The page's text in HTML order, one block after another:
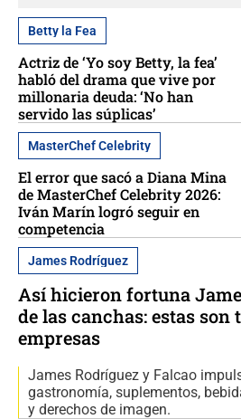
Betty la Fea
Actriz de ‘Yo soy Betty, la fea’
habló del drama que vive por
millonaria deuda: ‘No han
servido las súplicas’
MasterChef Celebrity
El error que sacó a Diana Mina
de MasterChef Celebrity 2026:
Iván Marín logró seguir en
competencia
James Rodríguez
Así hicieron fortuna
de las canchas: estas son
empresas
James Rodríguez y Falcao
gastronomía, suplementos,
y derechos de imagen.